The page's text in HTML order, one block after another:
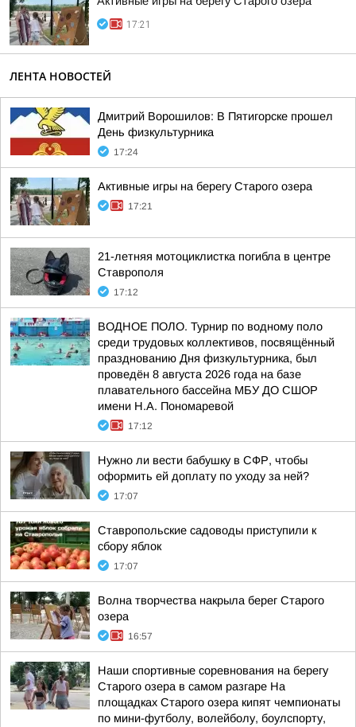
17:21
ЛЕНТА НОВОСТЕЙ
Дмитрий Ворошилов: В Пятигорске прошел
День физкультурника
17:24
Активные игры на берегу Старого озера
17:21
21-летняя мотоциклистка погибла в центре
Ставрополя
17:12
ВОДНОЕ ПОЛО. Турнир по водному поло
среди трудовых коллективов, посвящённый
празднованию Дня физкультурника, был
проведён 8 августа 2026 года на базе
плавательного бассейна МБУ ДО СШОР
имени Н.А. Пономаревой
17:12
Нужно ли вести бабушку в СФР, чтобы
оформить ей доплату по уходу за ней?
17:07
Ставропольские садоводы приступили к
сбору яблок
17:07
Волна творчества накрыла берег Старого
озера
16:57
Наши спортивные соревнования на берегу
Старого озера в самом разгаре На
площадках Старого озера кипят чемпионаты
по мини-футболу, волейболу, боулспорту,